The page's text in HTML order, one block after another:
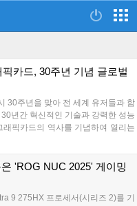
카드, 30주년 기념 글로벌
30주년을 맞아 전 세계 유저들과 함
년간 혁신적인 기술과 강력한 성능
픽카드의 역사를 기념하여 열리는
행된다. 30주년을 기념하여 진행하
한 미션을 수행하고 포인트를 모아
텐츠 공유 등의 활동을 통해서도 포
는 새로운 액티비티와 미션이 추가
경품을 제공하며, 경품으로는 Dual
'ROG NUC 2025' 게이밍
9 275HX 프로세서(시리즈 2)를 기